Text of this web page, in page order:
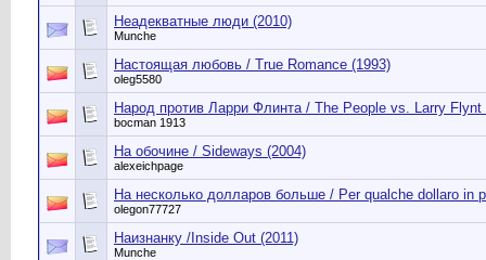
Неадекватные люди (2010)
Munche
Настоящая любовь / True Romance (1993)
oleg5580
Народ против Ларри Флинта / The People vs. Larry Flynt
bocman 1913
На обочине / Sideways (2004)
alexeichpage
На несколько долларов больше / Per qualche dollaro in
olegon77727
Наизнанку /Inside Out (2011)
Munche